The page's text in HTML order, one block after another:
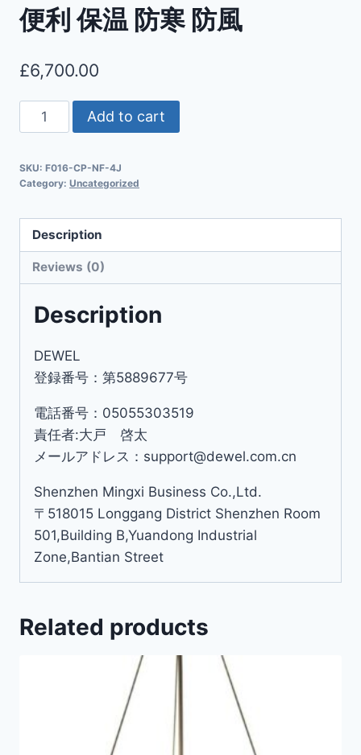
便利 保温 防寒 防風
£6,700.00
Add to cart
SKU: F016-CP-NF-4J
Category: Uncategorized
Description
Reviews (0)
Description
DEWEL
登録番号：第5889677号
電話番号：05055303519
責任者:大戸 啓太
メールアドレス：support@dewel.com.cn
Shenzhen Mingxi Business Co.,Ltd.
〒518015 Longgang District Shenzhen Room
501,Building B,Yuandong Industrial
Zone,Bantian Street
Related products